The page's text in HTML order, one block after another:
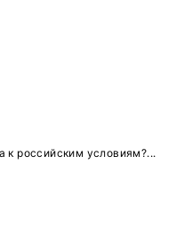
к российским условиям?...